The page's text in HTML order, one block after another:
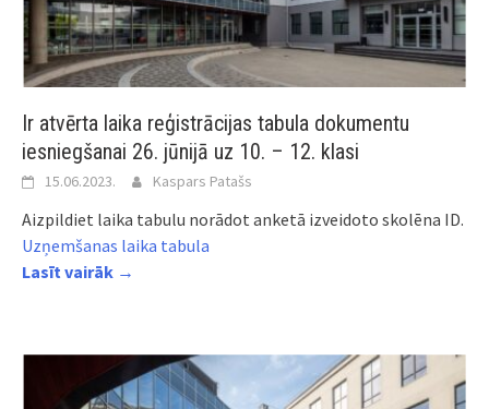
Ir atvērta laika reģistrācijas tabula dokumentu
iesniegšanai 26. jūnijā uz 10. – 12. klasi
15.06.2023. Kaspars Patašs
Aizpildiet laika tabulu norādot anketā izveidoto skolēna ID.
Uzņemšanas laika tabula
Lasīt vairāk →